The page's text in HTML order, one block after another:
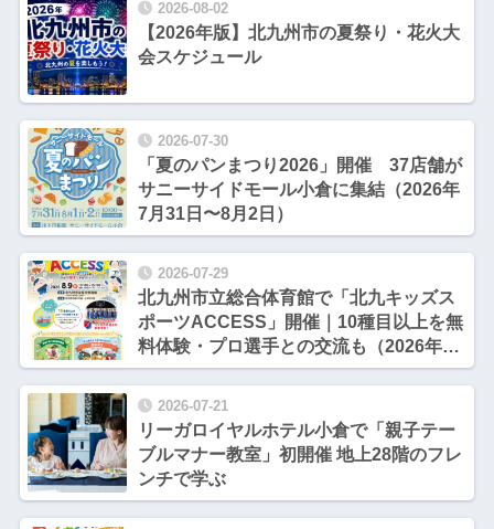
2026-08-02
【2026年版】北九州市の夏祭り・花火大
会スケジュール
2026-07-30
「夏のパンまつり2026」開催 37店舗が
サニーサイドモール小倉に集結（2026年
7月31日〜8月2日）
2026-07-29
北九州市立総合体育館で「北九キッズス
ポーツACCESS」開催｜10種目以上を無
料体験・プロ選手との交流も（2026年8
月9日）
2026-07-21
リーガロイヤルホテル小倉で「親子テー
ブルマナー教室」初開催 地上28階のフレ
ンチで学ぶ